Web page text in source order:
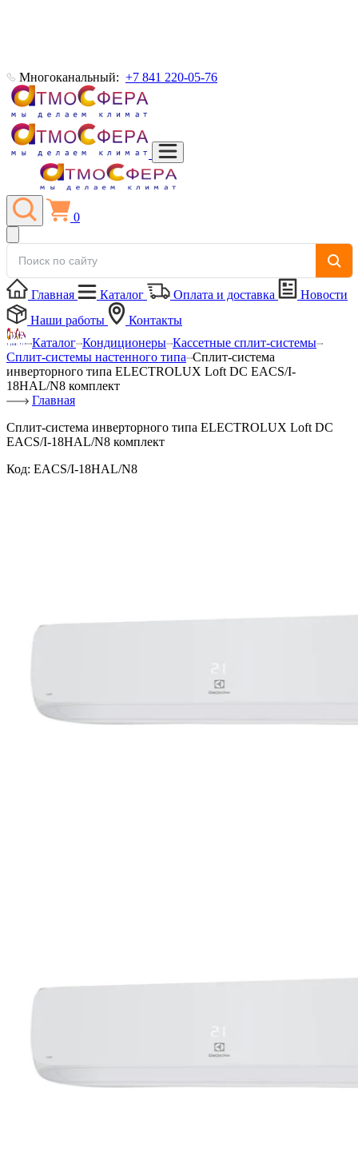
Многоканальный: +7 841 220-05-76
0
Главная Каталог Оплата и доставка
Новости
Наши работы
Контакты
Каталог Кондиционеры Кассетные сплит-системы
Сплит-системы настенного типа Сплит-система
инверторного типа ELECTROLUX Loft DC EACS/I-
18HAL/N8 комплект
Главная
Сплит-система инверторного типа ELECTROLUX Loft DC
EACS/I-18HAL/N8 комплект
Код: EACS/I-18HAL/N8